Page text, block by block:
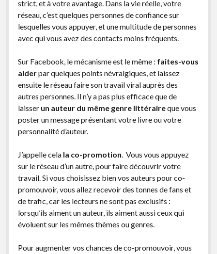
strict, et à votre avantage. Dans la vie réelle, votre
réseau, c’est quelques personnes de confiance sur
lesquelles vous appuyer, et une multitude de personnes
avec qui vous avez des contacts moins fréquents.
Sur Facebook, le mécanisme est le même : faites-vous
aiderpar quelques points névralgiques, et laissez
ensuite le réseau faire son travail viral auprès des
autres personnes. Il n’y a pas plus efficace que de
laisser un auteur du même genre littéraireque vous
poster un message présentant votre livre ou votre
personnalité d’auteur.
J’appelle cela la co-promotion. Vous vous appuyez
sur le réseau d’un autre, pour faire découvrir votre
travail. Si vous choisissez bien vos auteurs pour co-
promouvoir, vous allez recevoir des tonnes de fans et
de trafic, car les lecteurs ne sont pas exclusifs :
lorsqu’ils aiment un auteur, ils aiment aussi ceux qui
évoluent sur les mêmes thèmes ou genres.
Pour augmenter vos chances de co-promouvoir, vous